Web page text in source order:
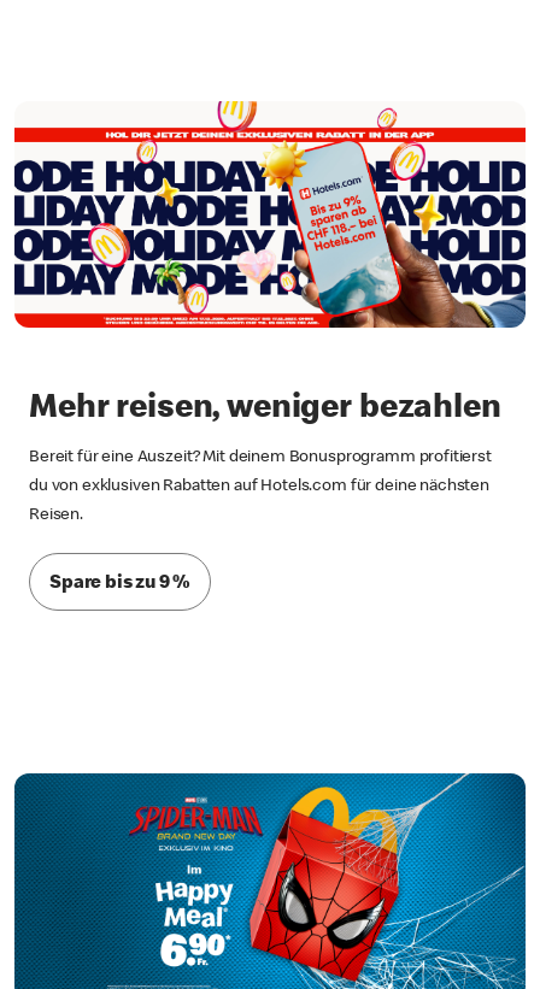
Mehr reisen, weniger bezahlen
Bereit für eine Auszeit? Mit deinem Bonusprogramm profitierst
du von exklusiven Rabatten auf Hotels.com für deine nächsten
Reisen.
Spare bis zu 9 %